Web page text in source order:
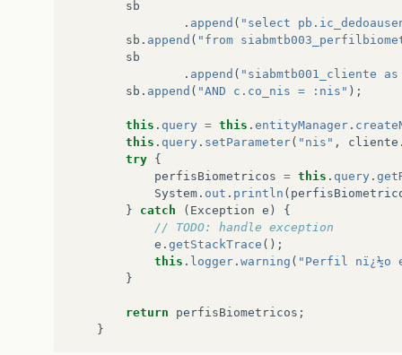
sb
. append ( "select
sb . append ( "from
sb
. append ( "siabmtb001_cliente
sb . append ( "AND c.co_nis = :nis" );
this . query = this . entityManager .
this . query . setParameter( "nis" , cliente
try {
perfisBiometricos = this . query .
System . out . println (
}
catch ( Exception e )
{
// TODO: handle exception
e . getStackTrace ();
this . logger . warning ( "Perfil nï¿½o
}
return perfisBiometricos ;
}